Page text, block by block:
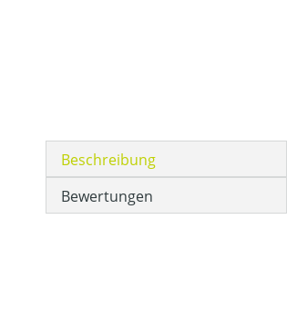
Beschreibung
Bewertungen